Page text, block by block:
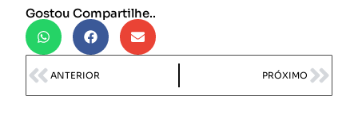
Gostou Compartilhe..
ANTERIOR PRÓXIMO